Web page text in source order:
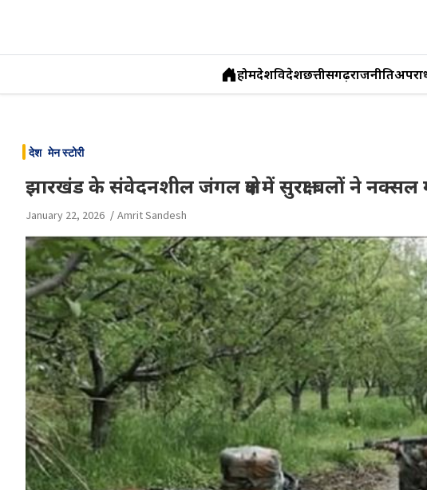
content
होमदेशविदेशछत्तीसगढ़राजनीति
देश मेन स्टोरी
झारखंड के संवेदनशील जंगल क्षेत्र में सुरक्षा बलों ने नक्सल
January 22, 2026 Amrit Sandesh